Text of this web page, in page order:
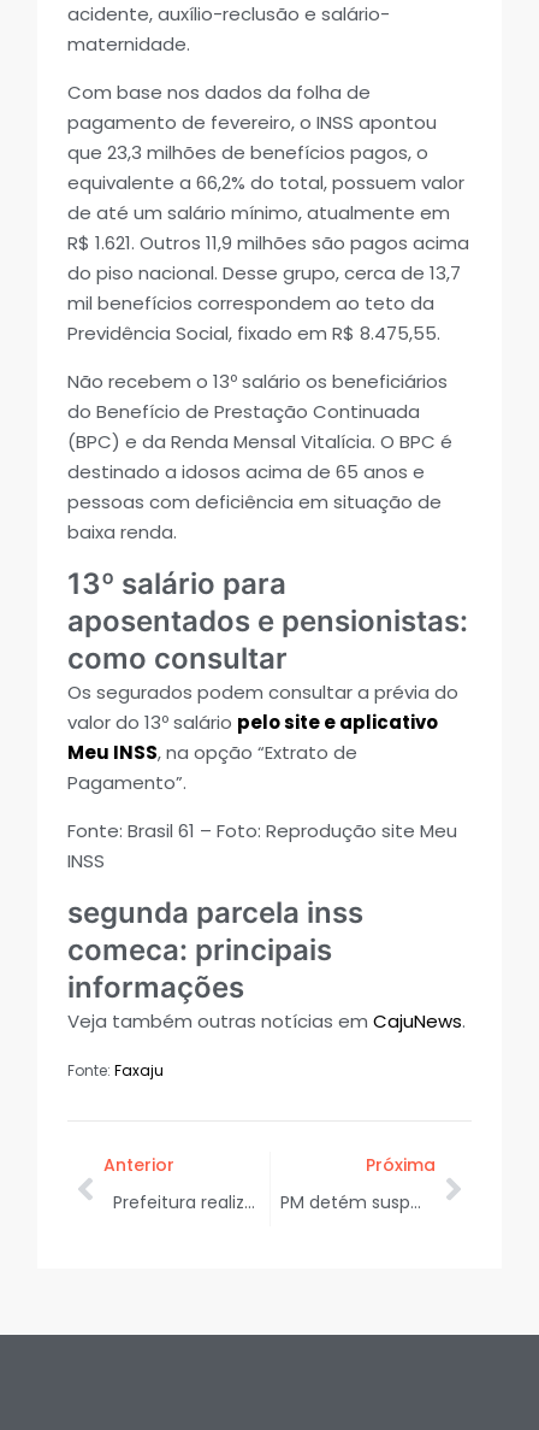
acidente, auxílio-reclusão e salário-
maternidade.
Com base nos dados da folha de
pagamento de fevereiro, o INSS apontou
que 23,3 milhões de benefícios pagos, o
equivalente a 66,2% do total, possuem valor
de até um salário mínimo, atualmente em
R$ 1.621. Outros 11,9 milhões são pagos acima
do piso nacional. Desse grupo, cerca de 13,7
mil benefícios correspondem ao teto da
Previdência Social, fixado em R$ 8.475,55.
Não recebem o 13º salário os beneficiários
do Benefício de Prestação Continuada
(BPC) e da Renda Mensal Vitalícia. O BPC é
destinado a idosos acima de 65 anos e
pessoas com deficiência em situação de
baixa renda.
13º salário para
aposentados e pensionistas:
como consultar
Os segurados podem consultar a prévia do
valor do 13º salário pelo site e aplicativo
Meu INSS, na opção “Extrato de
Pagamento”.
Fonte: Brasil 61 – Foto: Reprodução site Meu
INSS
segunda parcela inss
comeca: principais
informações
Veja também outras notícias emCajuNews.
Fonte:Faxaju
Anterior
Prefeitura realiza limpeza de drenagem no bairro Porto Dantas em Aracaju
Próxima
PM detém suspeito por descumprir medida protetiva após invadir casa